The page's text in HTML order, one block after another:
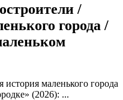
/
города /
маленького города
(2026): ...